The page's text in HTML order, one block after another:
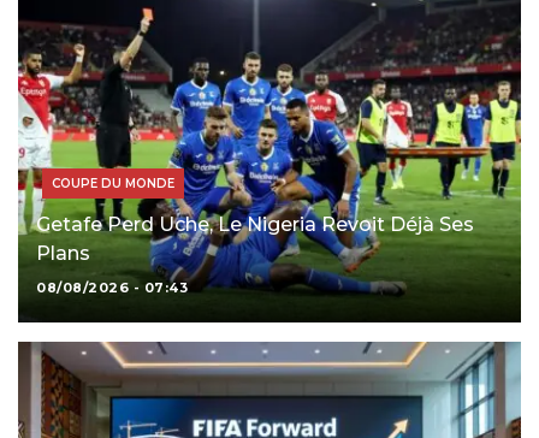
COUPE DU MONDE
Getafe Perd Uche, Le Nigeria Revoit Déjà Ses
Plans
08/08/2026 - 07:43